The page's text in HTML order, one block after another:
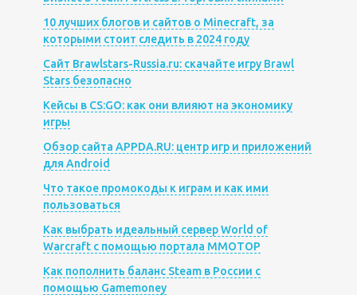
10 лучших блогов и сайтов о Minecraft, за
которыми стоит следить в 2024 году
Сайт Brawlstars-Russia.ru: скачайте игру Brawl
Stars безопасно
Кейсы в CS:GO: как они влияют на экономику
игры
Обзор сайта APPDA.RU: центр игр и приложений
для Android
Что такое промокоды к играм и как ими
пользоваться
Как выбрать идеальный сервер World of
Warcraft с помощью портала MMOTOP
Как пополнить баланс Steam в России с
помощью Gamemoney